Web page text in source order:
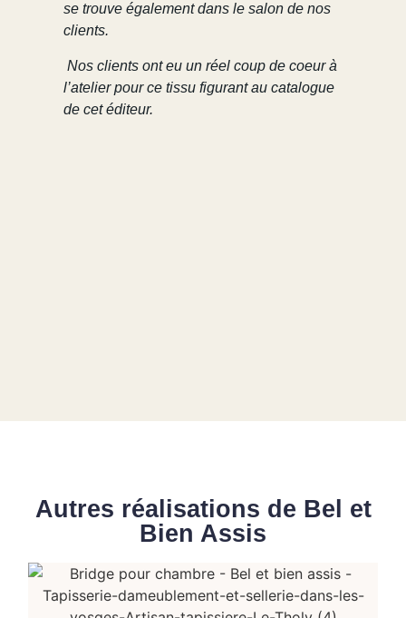
se trouve également dans le salon de nos
clients.
Nos clients ont eu un réel coup de coeur à
l’atelier pour ce tissu figurant au catalogue
de cet éditeur.
Autres réalisations de Bel et
Bien Assis